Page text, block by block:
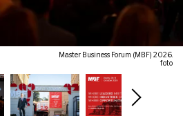
Master Business Forum (MBF) 2026.
foto